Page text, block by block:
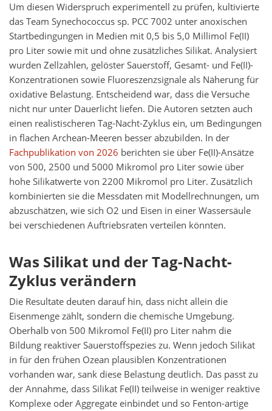
Um diesen Widerspruch experimentell zu prüfen, kultivierte
das Team Synechococcus sp. PCC 7002 unter anoxischen
Startbedingungen in Medien mit 0,5 bis 5,0 Millimol Fe(II)
pro Liter sowie mit und ohne zusätzliches Silikat. Analysiert
wurden Zellzahlen, gelöster Sauerstoff, Gesamt- und Fe(II)-
Konzentrationen sowie Fluoreszenzsignale als Näherung für
oxidative Belastung. Entscheidend war, dass die Versuche
nicht nur unter Dauerlicht liefen. Die Autoren setzten auch
einen realistischeren Tag-Nacht-Zyklus ein, um Bedingungen
in flachen Archean-Meeren besser abzubilden. In der
Fachpublikation von 2026 berichten sie über Fe(II)-Ansätze
von 500, 2500 und 5000 Mikromol pro Liter sowie über
hohe Silikatwerte von 2200 Mikromol pro Liter. Zusätzlich
kombinierten sie die Messdaten mit Modellrechnungen, um
abzuschätzen, wie sich O2 und Eisen in einer Wassersäule
bei verschiedenen Auftriebsraten verteilen könnten.
Was Silikat und der Tag-Nacht-
Zyklus verändern
Die Resultate deuten darauf hin, dass nicht allein die
Eisenmenge zählt, sondern die chemische Umgebung.
Oberhalb von 500 Mikromol Fe(II) pro Liter nahm die
Bildung reaktiver Sauerstoffspezies zu. Wenn jedoch Silikat
in für den frühen Ozean plausiblen Konzentrationen
vorhanden war, sank diese Belastung deutlich. Das passt zu
der Annahme, dass Silikat Fe(II) teilweise in weniger reaktive
Komplexe oder Aggregate einbindet und so Fenton-artige